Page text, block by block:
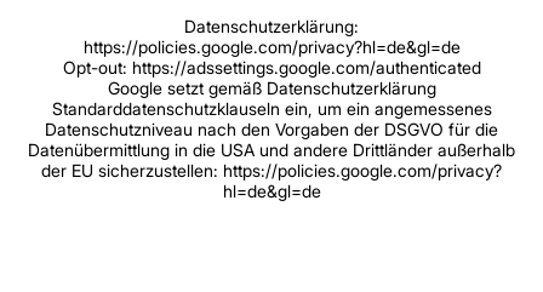
Datenschutzerklärung:
https://policies.google.com/privacy?hl=de&gl=de
Opt-out: https://adssettings.google.com/authenticated
Google setzt gemäß Datenschutzerklärung
Standarddatenschutzklauseln ein, um ein angemessenes
Datenschutzniveau nach den Vorgaben der DSGVO für die
Datenübermittlung in die USA und andere Drittländer außerhalb
der EU sicherzustellen: https://policies.google.com/privacy?
hl=de&gl=de